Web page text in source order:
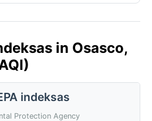
in Osasco,
indeksas
Protection Agency